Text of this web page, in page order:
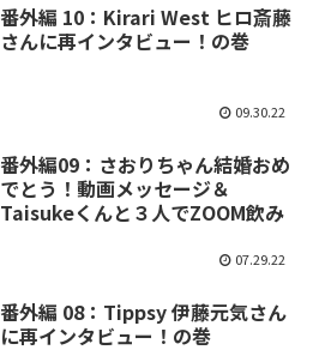
番外編 10：Kirari West ヒロ斎藤
さんに再インタビュー！の巻
09.30.22
番外編09：さおりちゃん結婚おめ
でとう！動画メッセージ＆
Taisukeくんと３人でZOOM飲み
07.29.22
番外編 08：Tippsy 伊藤元気さん
に再インタビュー！の巻